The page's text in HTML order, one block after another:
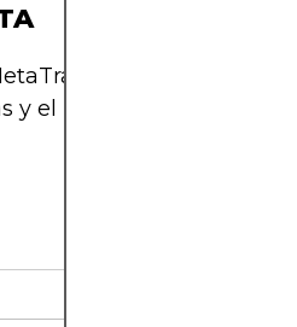
5 de MT4,
el uso para los traders